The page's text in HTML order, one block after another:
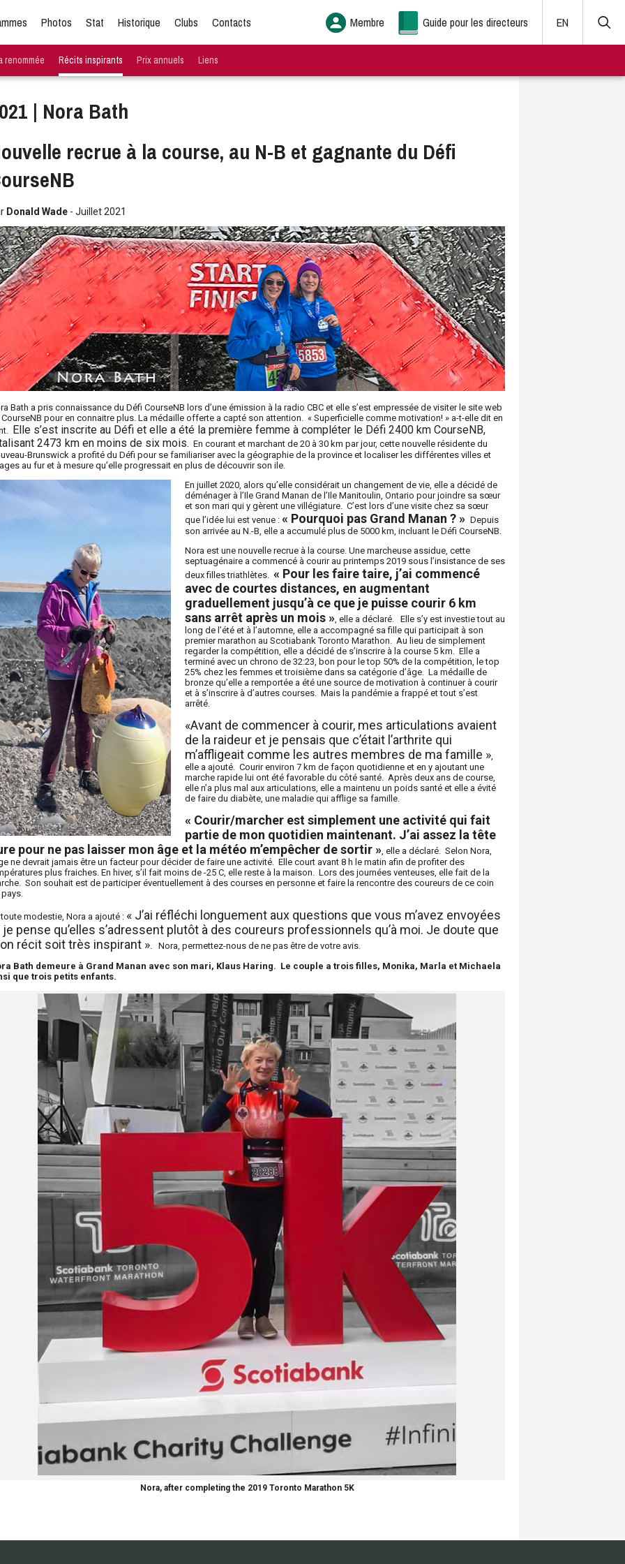
Photos Stat Historique Clubs Contacts Membre Guide pour les directeurs EN
renommée Récits inspirants Prix annuels Liens
| Nora Bath
recrue à la course, au N-B et gagnante du Défi
Donald Wade - Juillet 2021
Bath a pris connaissance du Défi CourseNB lors d’une émission à la radio CBC et elle s’est empressée de visiter le site web
pour en connaitre plus. La médaille offerte a capté son attention. « Superficielle comme motivation! » a-t-elle dit en
Elle s’est inscrite au Défi et elle a été la première femme à compléter le Défi 2400 km CourseNB,
2473 km en moins de six mois. En courant et marchant de 20 à 30 km par jour, cette nouvelle résidente du
Brunswick a profité du Défi pour se familiariser avec la géographie de la province et localiser les différentes villes et
au fur et à mesure qu’elle progressait en plus de découvrir son ile.
En juillet 2020, alors qu’elle considérait un changement de vie, elle a décidé de
déménager à l’Ile Grand Manan de l’Ile Manitoulin, Ontario pour joindre sa sœur
et son mari qui y gèrent une villégiature. C’est lors d’une visite chez sa sœur
que l’idée lui est venue : « Pourquoi pas Grand Manan ? » Depuis
son arrivée au N.-B, elle a accumulé plus de 5000 km, incluant le Défi CourseNB.
Nora est une nouvelle recrue à la course. Une marcheuse assidue, cette
septuagénaire a commencé à courir au printemps 2019 sous l’insistance de ses
deux filles triathlètes. « Pour les faire taire, j’ai commencé
avec de courtes distances, en augmentant
graduellement jusqu’à ce que je puisse courir 6 km
sans arrêt après un mois », elle a déclaré. Elle s’y est investie tout au
long de l’été et à l’automne, elle a accompagné sa fille qui participait à son
premier marathon au Scotiabank Toronto Marathon. Au lieu de simplement
regarder la compétition, elle a décidé de s’inscrire à la course 5 km. Elle a
terminé avec un chrono de 32:23, bon pour le top 50% de la compétition, le top
25% chez les femmes et troisième dans sa catégorie d’âge. La médaille de
bronze qu’elle a remportée a été une source de motivation à continuer à courir
et à s’inscrire à d’autres courses. Mais la pandémie a frappé et tout s’est
arrêté.
«Avant de commencer à courir, mes articulations avaient
de la raideur et je pensais que c’était l’arthrite qui
m’affligeait comme les autres membres de ma famille »,
elle a ajouté. Courir environ 7 km de façon quotidienne et en y ajoutant une
marche rapide lui ont été favorable du côté santé. Après deux ans de course,
elle n’a plus mal aux articulations, elle a maintenu un poids santé et elle a évité
de faire du diabète, une maladie qui afflige sa famille.
« Courir/marcher est simplement une activité qui fait
partie de mon quotidien maintenant. J’ai assez la tête
pour ne pas laisser mon âge et la météo m’empêcher de sortir », elle a déclaré. Selon Nora,
ne devrait jamais être un facteur pour décider de faire une activité. Elle court avant 8 h le matin afin de profiter des
plus fraiches. En hiver, s’il fait moins de -25 C, elle reste à la maison. Lors des journées venteuses, elle fait de la
Son souhait est de participer éventuellement à des courses en personne et faire la rencontre des coureurs de ce coin
toute modestie, Nora a ajouté : « J’ai réfléchi longuement aux questions que vous m’avez envoyées
je pense qu’elles s’adressent plutôt à des coureurs professionnels qu’à moi. Je doute que
récit soit très inspirant ». Nora, permettez-nous de ne pas être de votre avis.
Bath demeure à Grand Manan avec son mari, Klaus Haring. Le couple a trois filles, Monika, Marla et Michaela
que trois petits enfants.
Nora, after completing the 2019 Toronto Marathon 5K